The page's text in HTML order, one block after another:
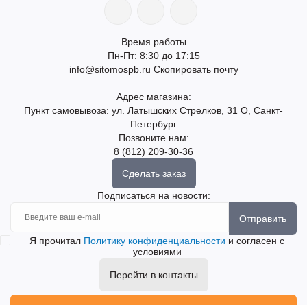
Время работы
Пн-Пт: 8:30 до 17:15
info@sitomospb.ru Скопировать почту
Адрес магазина:
Пункт самовывоза: ул. Латышских Стрелков, 31 О, Санкт-
Петербург
Позвоните нам:
8 (812) 209-30-36
Сделать заказ
Подписаться на новости:
Отправить
Я прочитал Политику конфиденциальности и согласен с
условиями
Перейти в контакты